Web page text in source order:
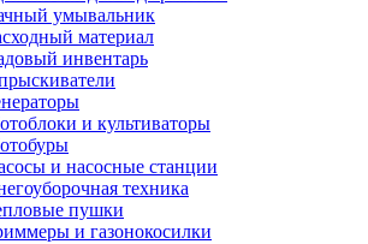
умывальник
материал
инвентарь
и культиваторы
и насосные станции
техника
пушки
и газонокосилки